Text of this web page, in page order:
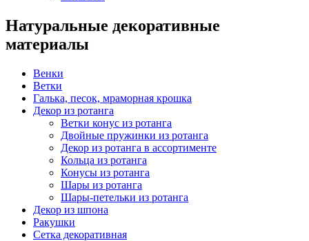
Натуральные декоративные
материалы
Венки
Ветки
Галька, песок, мраморная крошка
Декор из ротанга
Ветки конус из ротанга
Двойные пружинки из ротанга
Декор из ротанга в ассортименте
Кольца из ротанга
Конусы из ротанга
Шары из ротанга
Шары-петельки из ротанга
Декор из шпона
Ракушки
Сетка декоративная